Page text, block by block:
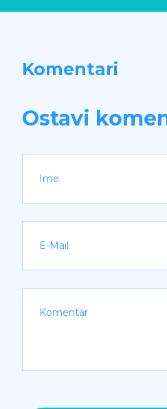
Komentari
Ostavi